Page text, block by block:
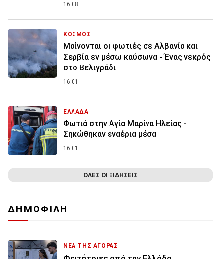
16:08
ΚΟΣΜΟΣ
Μαίνονται οι φωτιές σε Αλβανία και
Σερβία εν μέσω καύσωνα - Ένας νεκρός
στο Βελιγράδι
16:01
ΕΛΛΑΔΑ
Φωτιά στην Aγία Μαρίνα Ηλείας -
Σηκώθηκαν εναέρια μέσα
16:01
ΟΛΕΣ ΟΙ ΕΙΔΗΣΕΙΣ
ΔΗΜΟΦΙΛΗ
ΝΕΑ ΤΗΣ ΑΓΟΡΑΣ